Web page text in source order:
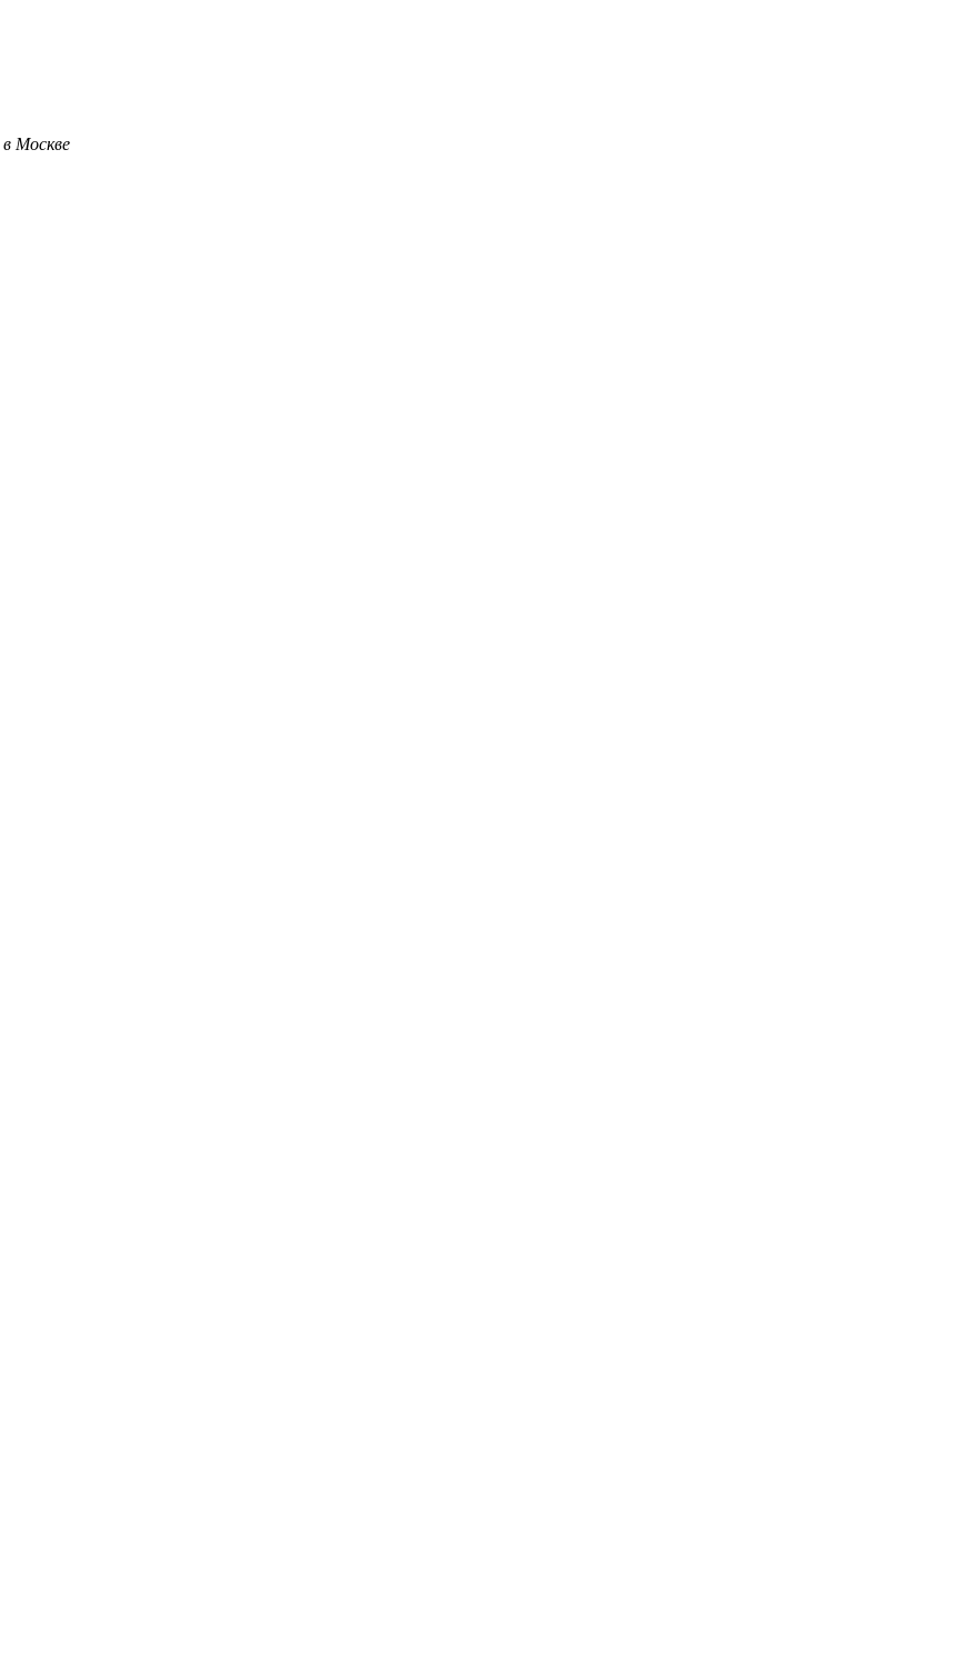
в Москве